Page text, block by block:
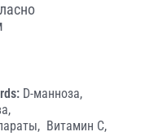
D-манноза,
Витамин С,